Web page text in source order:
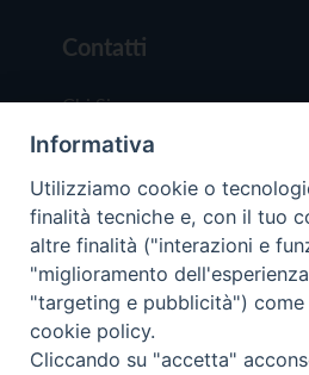
Contatti
Chi Siamo
Redazione
Scrivici
Copyright © 2019 -
Informativa
Utilizziamo cookie o
finalità tecniche e, con il tuo
altre finalità ("interazioni e
"miglioramento
"targeting e pubblicità")
cookie policy.
Cliccando su "accetta"